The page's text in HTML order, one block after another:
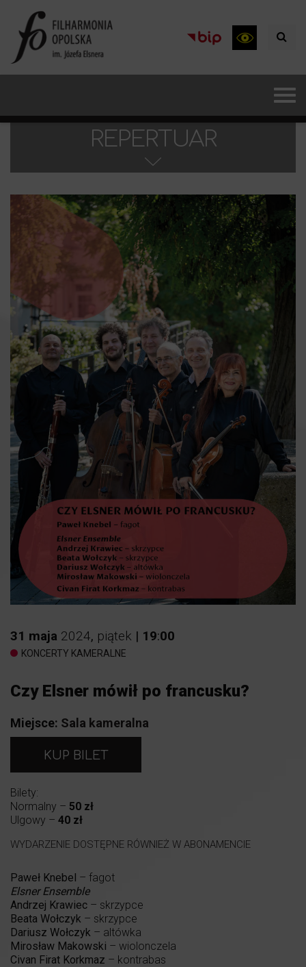
REPERTUAR
31 maja 2024, piątek | 19:00
KONCERTY KAMERALNE
Czy Elsner mówił po francusku?
Miejsce: Sala kameralna
KUP BILET
Bilety:
Normalny – 50 zł
Ulgowy – 40 zł
WYDARZENIE DOSTĘPNE RÓWNIEŻ W ABONAMENCIE
Paweł Knebel – fagot
Elsner Ensemble
Andrzej Krawiec – skrzypce
Beata Wołczyk – skrzypce
Dariusz Wołczyk – altówka
Mirosław Makowski – wiolonczela
Civan Firat Korkmaz – kontrabas